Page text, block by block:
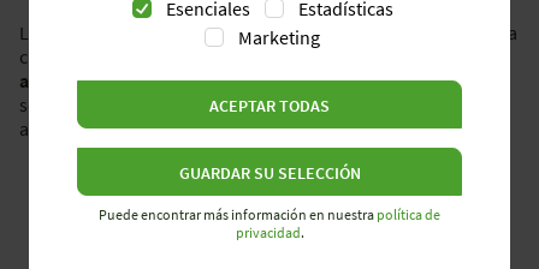
La codificación mecánica y por colores de los conectores evita
cualquier error de conexión. Conexiones disponibles con un
alto grado de estanqueidadhasta IP69 ofrecen la máxima
seguridad frente a riesgo eléctrico, ya que no hay partes
accesibles en tensión.
Esenciales
Estadísticas
Marketing
ACEPTAR TODAS
GUARDAR SU SELECCIÓN
Puede encontrar más información en nuestra política de
privacidad.